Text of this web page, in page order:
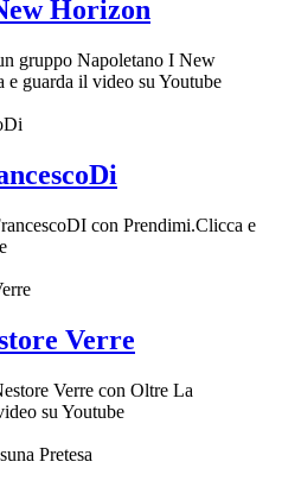
Horizon
gruppo Napoletano I New
guarda il video su Youtube
con Prendimi.Clicca e
Verre
Verre con Oltre La
su Youtube